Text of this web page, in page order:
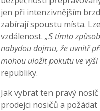
jen při intenzivnějším
zabírají spoustu místa.
vzdálenost. „S tímto
nabydou dojmu, že uvnitř
mohou uložit pokutu ve
republiky.
Jak vybrat ten pravý
prodejci nosičů a